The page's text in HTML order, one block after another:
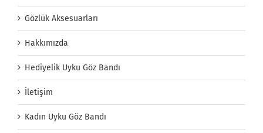
Gözlük Aksesuarları
Hakkımızda
Hediyelik Uyku Göz Bandı
İletişim
Kadın Uyku Göz Bandı